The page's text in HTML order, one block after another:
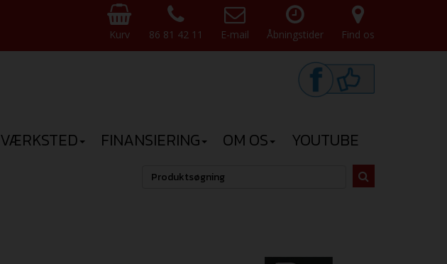
Kurv 86 81 42 11 E-mail Åbningstider Find os
VÆRKSTED FINANSIERING OM OS YOUTUBE